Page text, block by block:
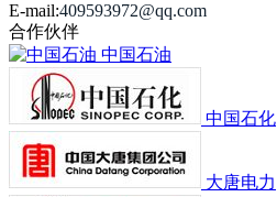
E-mail:409593972@qq.com
合作伙伴
中国石油
中国石化
大唐电力